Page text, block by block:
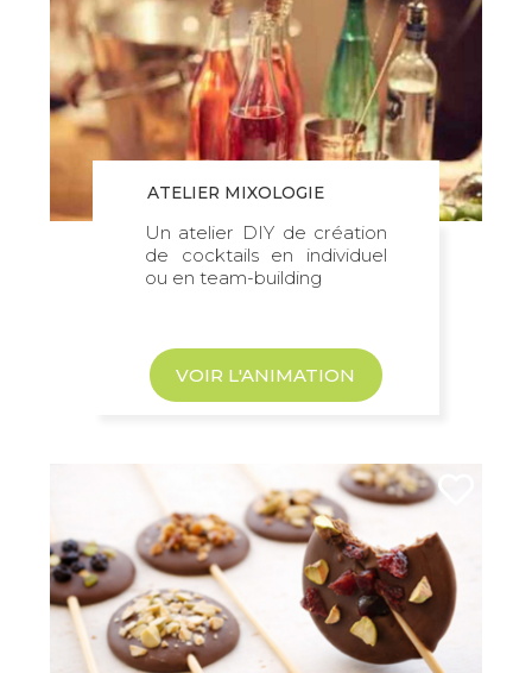
ATELIER MIXOLOGIE
Un atelier DIY de création
de cocktails en individuel
ou en team-building
VOIR L'ANIMATION